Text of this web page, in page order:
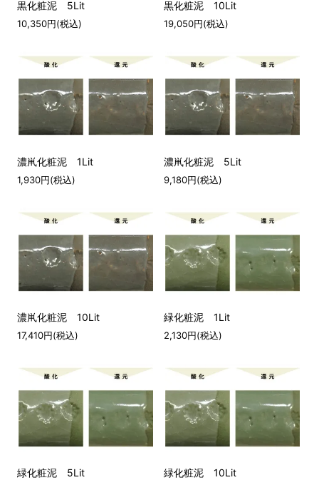
黒化粧泥 5Lit
10,350円(税込)
黒化粧泥 10Lit
19,050円(税込)
濃鼡化粧泥 1Lit
1,930円(税込)
濃鼡化粧泥 5Lit
9,180円(税込)
濃鼡化粧泥 10Lit
17,410円(税込)
緑化粧泥 1Lit
2,130円(税込)
緑化粧泥 5Lit 緑化粧泥 10Lit